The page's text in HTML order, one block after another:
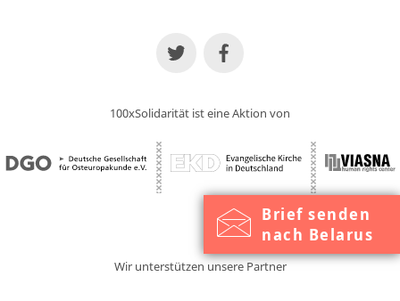
Brief senden
nach Belarus
100xSolidarität ist eine Aktion von
Wir unterstützen unsere Partner